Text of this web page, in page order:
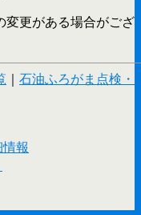
更がある場合がござ
｜ 石油ふろがま点検・
報